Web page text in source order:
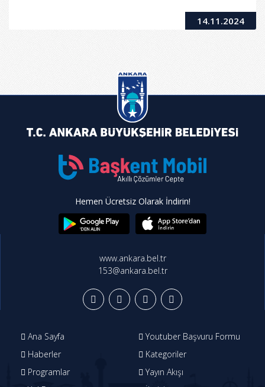
14.11.2024
Hemen Ücretsiz Olarak İndirin!
www.ankara.bel.tr
153@ankara.bel.tr
Ana Sayfa
Youtuber Başvuru Formu
Haberler
Kategoriler
Programlar
Yayın Akışı